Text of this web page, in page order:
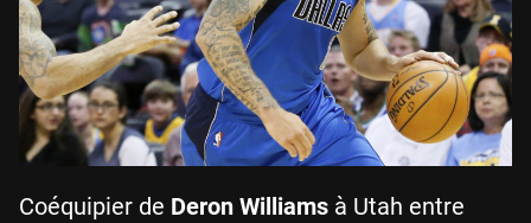
Coéquipier de Deron Williams à Utah entre